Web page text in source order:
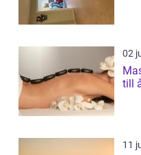
02
till
11